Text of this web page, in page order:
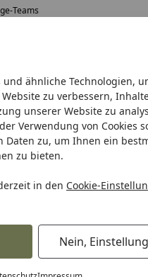
und ähnliche Technologien,
zu verbessern,
unserer Website zu
Verwendung von Cookies
zu, um Ihnen ein
zu bieten.
in den Cookie-
Nein,
Teams
Tipps & Tricks
Carport &